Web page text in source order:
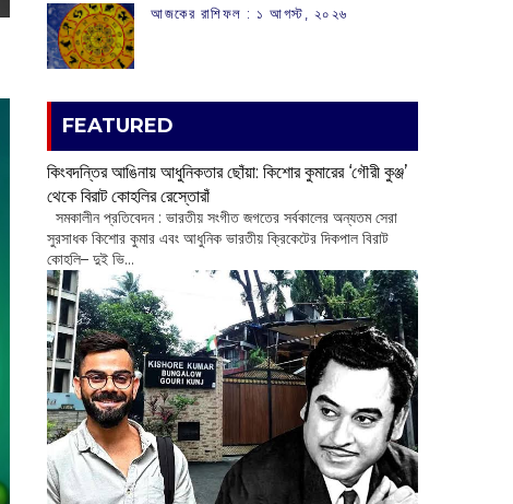
আজকের রাশিফল :‌ ‌‌১ আগস্ট, ২০২৬
FEATURED
কিংবদন্তির আঙিনায় আধুনিকতার ছোঁয়া: কিশোর কুমারের ‘গৌরী কুঞ্জ’
থেকে বিরাট কোহলির রেস্তোরাঁ
‌ সমকালীন প্রতিবেদন : ভারতীয় সংগীত জগতের সর্বকালের অন্যতম সেরা
সুরসাধক কিশোর কুমার এবং আধুনিক ভারতীয় ক্রিকেটের দিকপাল বিরাট
কোহলি– ‌দুই ভি...